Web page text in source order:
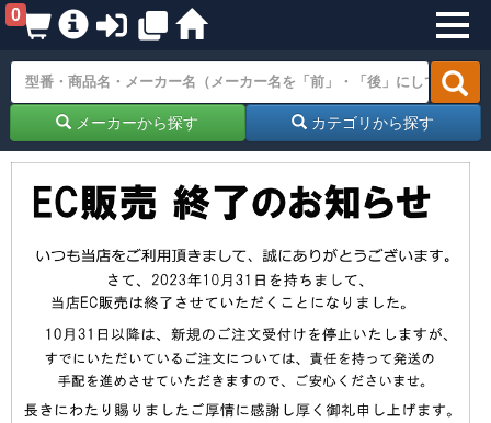
0
メーカーから探す カテゴリから探す